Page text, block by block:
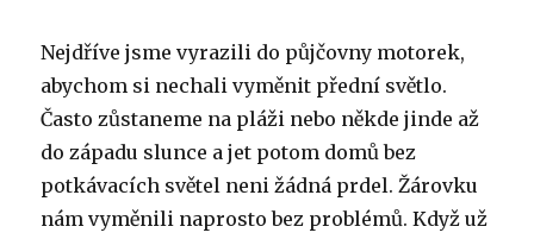
Nejdříve jsme vyrazili do půjčovny motorek,
abychom si nechali vyměnit přední světlo.
Často zůstaneme na pláži nebo někde jinde až
do západu slunce a jet potom domů bez
potkávacích světel neni žádná prdel. Žárovku
nám vyměnili naprosto bez problémů. Když už